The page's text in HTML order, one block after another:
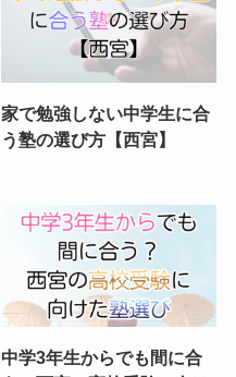
家で勉強しない中学生に合
う塾の選び方【西宮】
中学3年生からでも間に合